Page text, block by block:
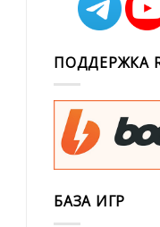
ПОДДЕРЖКА
БАЗА ИГР